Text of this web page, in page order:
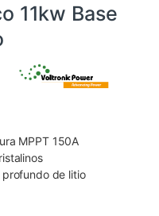
11kw Base
MPPT 150A
profundode litio